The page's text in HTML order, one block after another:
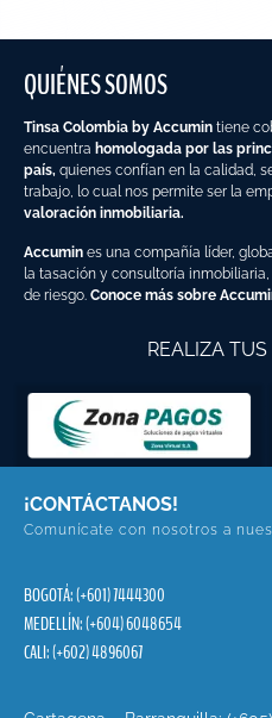
QUIÉNES SOMOS
Tinsa Colombia by Accumin tiene
encuentra homologada por las
país, quienes confían en la calidad,
trabajo, lo cual nos permite ser la
valoración inmobiliaria.
Accumin es una compañía líder,
la tasación y consultoría
de riesgo. Conoce más sobre
REALIZA TUS
¡CONTÁCTANOS!
Comunícate con nosotros a
BOGOTÁ: (+601) 7444300
MEDELLÍN: (+604) 6048654
CALI: (+602) 4896067